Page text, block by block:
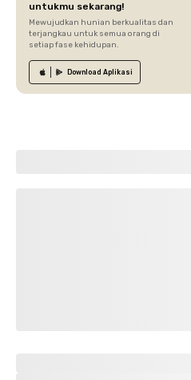
untukmu sekarang!
Mewujudkan hunian berkualitas dan
terjangkau untuk semua orang di
setiap fase kehidupan.
Download Aplikasi